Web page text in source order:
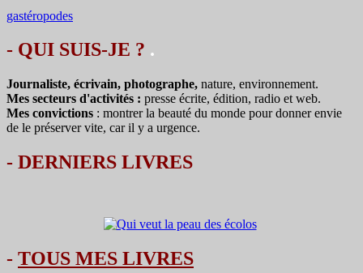
gastéropodes
- QUI SUIS-JE ? .
Journaliste, écrivain, photographe, nature, environnement.
Mes secteurs d'activités : presse écrite, édition, radio et web.
Mes convictions : montrer la beauté du monde pour donner envie
de le préserver vite, car il y a urgence.
- DERNIERS LIVRES
- TOUS MES LIVRES